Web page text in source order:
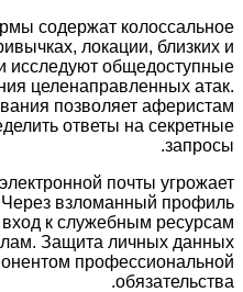
содержат колоссальное
локации, близких и
исследуют общедоступные
целенаправленных атак.
позволяет аферистам
ответы на секретные
запросы.
почты угрожает
Через взломанный профиль
к служебным ресурсам
Защита личных данных
профессиональной
обязательства.